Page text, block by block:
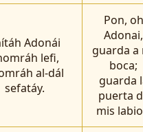
Adonái
lefi,
al-dál
sefatáy.
Pon, oh
Adonai,
guarda a
boca;
guarda
puerta
mis